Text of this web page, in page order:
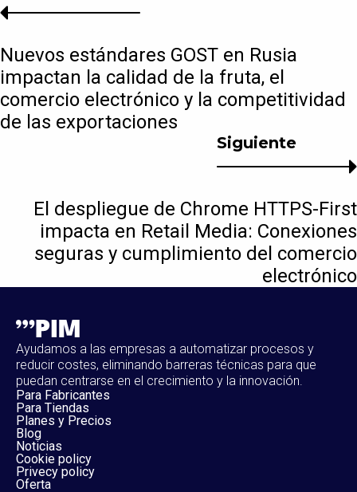
Siguiente
El despliegue de Chrome HTTPS-First
impacta en Retail Media: Conexiones
seguras y cumplimiento del comercio
electrónico
Nuevos estándares GOST en Rusia
impactan la calidad de la fruta, el
comercio electrónico y la competitividad
de las exportaciones
Ayudamos a las empresas a automatizar procesos y
reducir costes, eliminando barreras técnicas para que
puedan centrarse en el crecimiento y la innovación.
Para Fabricantes
Para Tiendas
Planes y Precios
Blog
Noticias
Cookie policy
Privecy policy
Oferta